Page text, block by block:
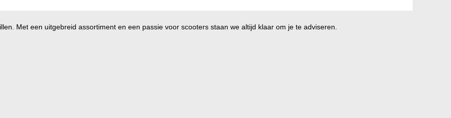
Met een uitgebreid assortiment en een passie voor scooters staan we altijd klaar om je te adviseren.